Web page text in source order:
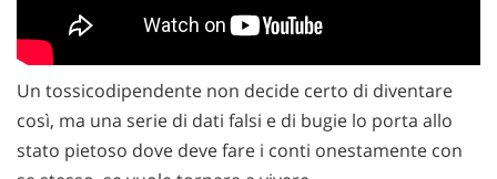
Un tossicodipendente non decide certo di diventare
così, ma una serie di dati falsi e di bugie lo porta allo
stato pietoso dove deve fare i conti onestamente con